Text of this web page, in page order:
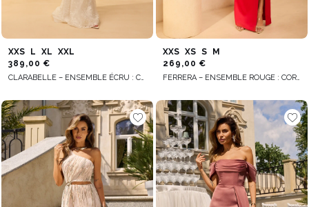
XXS L XL
XXL
389,00 €
CLARABELLE – ENSEMBLE ÉCRU : CORSET + JUPE
XXS XS S
M
269,00 €
FERRERA – ENSEMBLE ROUGE : CORSET + JUPE